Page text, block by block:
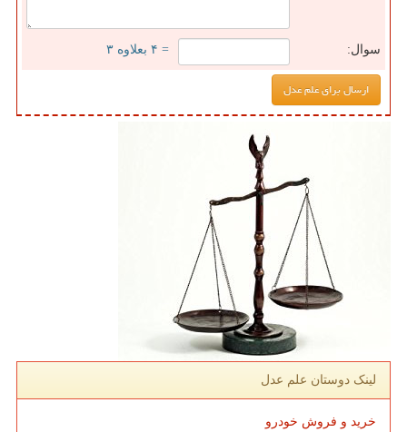
سوال: = ۴ بعلاوه ۳
لینک دوستان علم عدل
خرید و فروش خودرو